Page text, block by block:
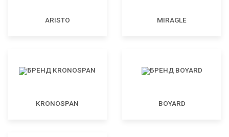
ARISTO MIRAGLE
KRONOSPAN BOYARD